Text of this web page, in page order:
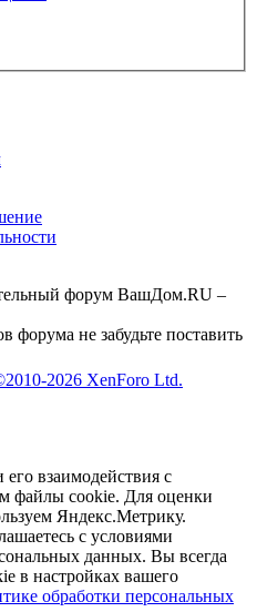
форум ВашДом.RU –
форума не забудьте поставить
2026 XenForo Ltd.
взаимодействия с
файлы cookie. Для оценки
Яндекс.Метрику.
с условиями
данных. Вы всегда
в настройках вашего
обработки персональных